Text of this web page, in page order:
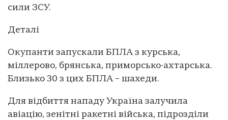
сили ЗСУ.
Деталі
Окупанти запускали БПЛА з курська,
міллерово, брянська, приморсько-ахтарська.
Близько 30 з цих БПЛА – шахеди.
Для відбиття нападу Україна залучила
авіацію, зенітні ракетні війська, підрозділи